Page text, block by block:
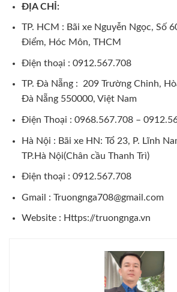
ĐỊA CHỈ:
TP. HCM : Bãi xe Nguyễn Ngọc, Số
Điểm, Hóc Môn, THCM
Điện thoại : 0912.567.708
TP. Đà Nẵng : 209 Trường Chinh,
Đà Nẵng 550000, Việt Nam
Điện Thoại : 0968.567.708 –
Hà Nội : Bãi xe HN: Tổ 23, P. Lĩnh
TP.Hà Nội(Chân cầu Thanh Trì)
Điện thoại : 0912.567.708
Gmail : Truongnga708@gmail.com
Website : Https://truongnga.vn